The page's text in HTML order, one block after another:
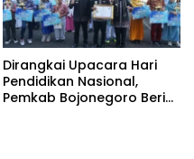
Dirangkai Upacara Hari
Pendidikan Nasional,
Pemkab Bojonegoro Beri